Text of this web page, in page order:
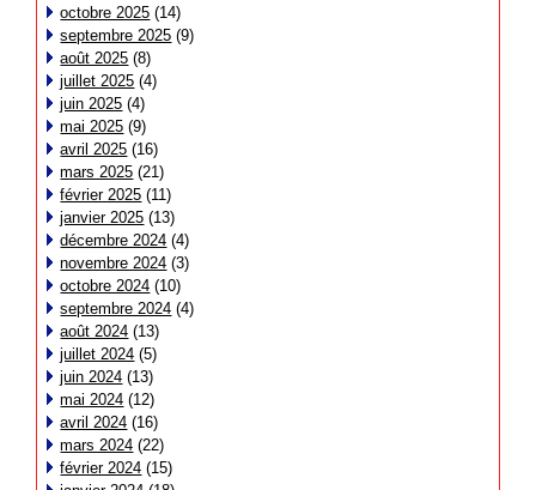
octobre 2025 (14)
septembre 2025 (9)
août 2025 (8)
juillet 2025 (4)
juin 2025 (4)
mai 2025 (9)
avril 2025 (16)
mars 2025 (21)
février 2025 (11)
janvier 2025 (13)
décembre 2024 (4)
novembre 2024 (3)
octobre 2024 (10)
septembre 2024 (4)
août 2024 (13)
juillet 2024 (5)
juin 2024 (13)
mai 2024 (12)
avril 2024 (16)
mars 2024 (22)
février 2024 (15)